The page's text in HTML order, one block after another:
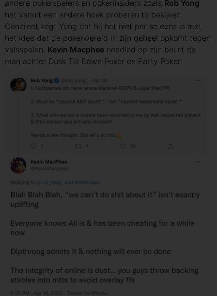
andere pokerspelers en pokerinsiders zoals Rob Yong
het vanuit een andere hoek proberen te bekijken.
Concreet zegt Yong dat hij het niet per se eens is met
het idee dat de pokerwereld in zijn geheel opkomt tegen
valsspelen. Kevin Macphee needled op zijn beurt de
man achter Dusk Till Dawn Poker en Party Poker: